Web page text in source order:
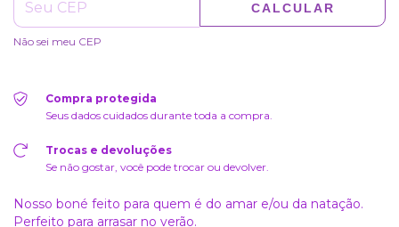
CALCULAR
Não sei meu CEP
Compra protegida
Seus dados cuidados durante toda a compra.
Trocas e devoluções
Se não gostar, você pode trocar ou devolver.
Nosso boné feito para quem é do amar e/ou da natação.
Perfeito para arrasar no verão.